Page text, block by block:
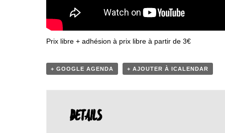
Prix libre + adhésion à prix libre à partir de 3€
+ GOOGLE AGENDA + AJOUTER À ICALENDAR
DETAILS